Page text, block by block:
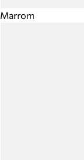
Marrom